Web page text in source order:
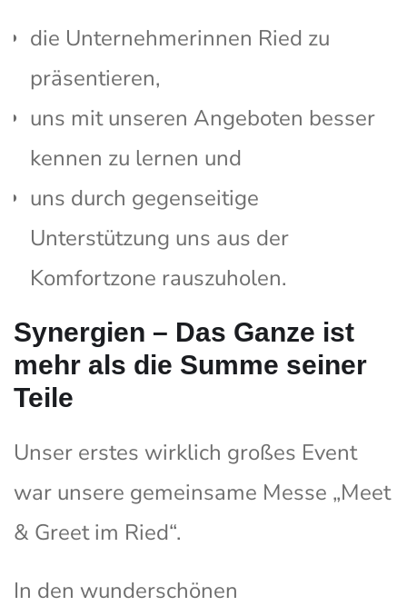
die Unternehmerinnen Ried zu
präsentieren,
uns mit unseren Angeboten besser
kennen zu lernen und
uns durch gegenseitige
Unterstützung uns aus der
Komfortzone rauszuholen.
Synergien – Das Ganze ist
mehr als die Summe seiner
Teile
Unser erstes wirklich großes Event
war unsere gemeinsame Messe „Meet
& Greet im Ried“.
In den wunderschönen